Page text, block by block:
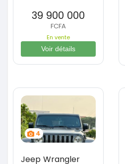
39 900 000
FCFA
En vente
Voir détails
4
Jeep Wrangler